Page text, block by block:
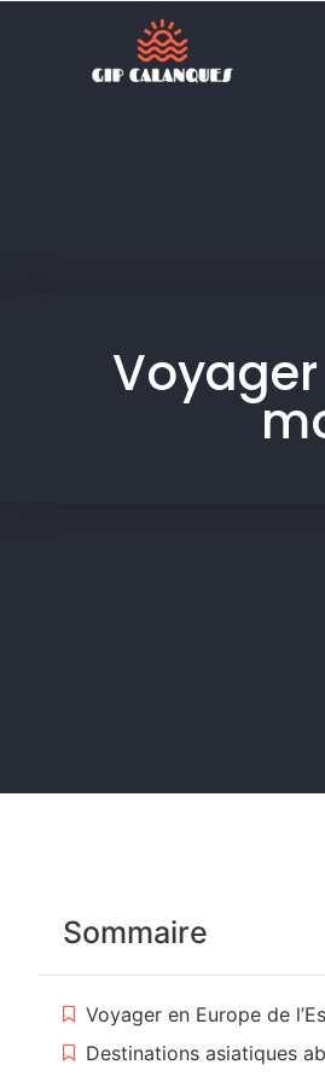
Sommaire
Voyager en Europe de
Destinations asiatiques